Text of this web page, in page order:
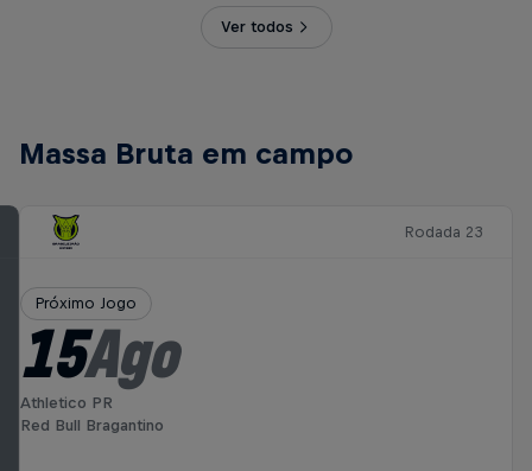
Ver todos
Massa Bruta em campo
Rodada 23
Próximo Jogo
15Ago
Athletico PR
Red Bull Bragantino